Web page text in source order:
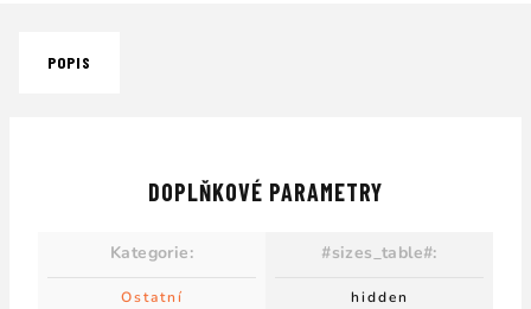
POPIS
DOPLŇKOVÉ PARAMETRY
Kategorie:
Ostatní
#sizes_table#:
hidden